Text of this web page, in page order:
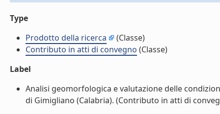
Type
Prodotto della ricerca
(Classe)
Contributo in atti di convegno (Classe)
Label
Analisi geomorfologica e valutazione delle
di Gimigliano (Calabria). (Contributo in atti di